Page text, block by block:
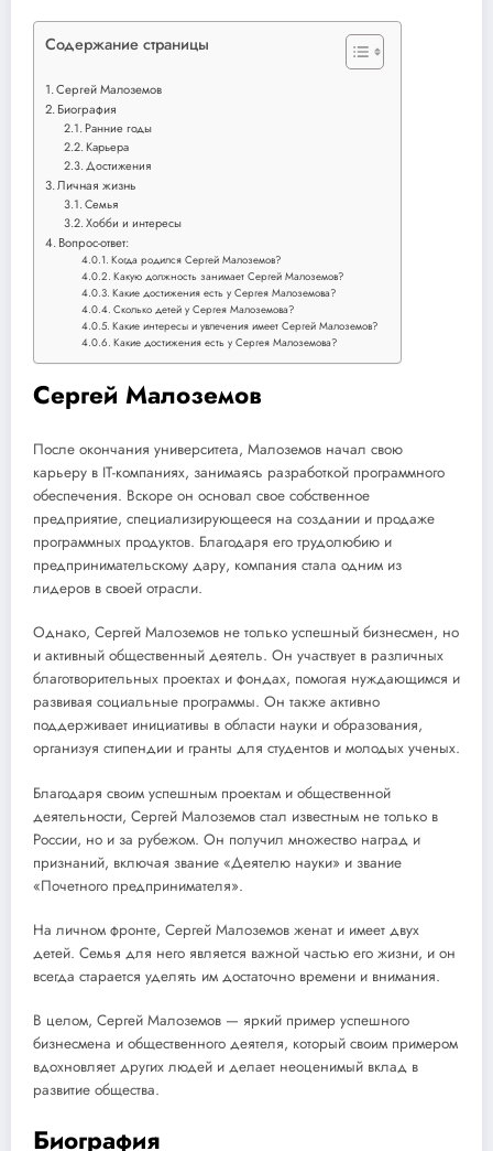
Содержание страницы
Сергей Малоземов
Биография
Ранние годы
Карьера
Достижения
Личная жизнь
Семья
Хобби и интересы
Вопрос-ответ:
Когда родился Сергей Малоземов?
Какую должность занимает Сергей Малоземов?
Какие достижения есть у Сергея Малоземова?
Сколько детей у Сергея Малоземова?
Какие интересы и увлечения имеет Сергей Малоземов?
Какие достижения есть у Сергея Малоземова?
Сергей Малоземов
После окончания университета, Малоземов начал свою
карьеру в IT-компаниях, занимаясь разработкой программного
обеспечения. Вскоре он основал свое собственное
предприятие, специализирующееся на создании и продаже
программных продуктов. Благодаря его трудолюбию и
предпринимательскому дару, компания стала одним из
лидеров в своей отрасли.
Однако, Сергей Малоземов не только успешный бизнесмен, но
и активный общественный деятель. Он участвует в различных
благотворительных проектах и фондах, помогая нуждающимся и
развивая социальные программы. Он также активно
поддерживает инициативы в области науки и образования,
организуя стипендии и гранты для студентов и молодых ученых.
Благодаря своим успешным проектам и общественной
деятельности, Сергей Малоземов стал известным не только в
России, но и за рубежом. Он получил множество наград и
признаний, включая звание «Деятелю науки» и звание
«Почетного предпринимателя».
На личном фронте, Сергей Малоземов женат и имеет двух
детей. Семья для него является важной частью его жизни, и он
всегда старается уделять им достаточно времени и внимания.
В целом, Сергей Малоземов — яркий пример успешного
бизнесмена и общественного деятеля, который своим примером
вдохновляет других людей и делает неоценимый вклад в
развитие общества.
Биография